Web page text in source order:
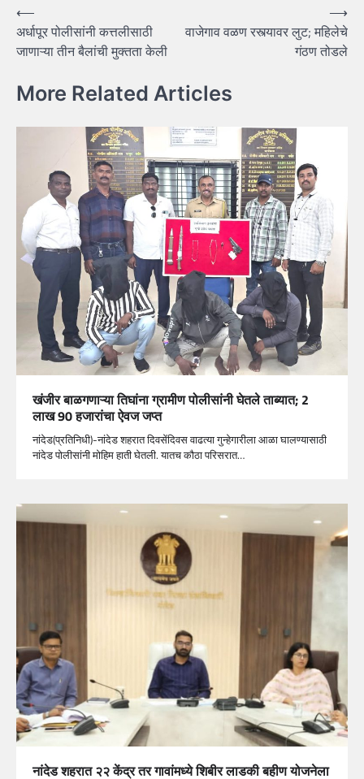
Post
navigation
⟵
अर्धापूर पोलीसांनी कत्तलीसाठी
जाणाऱ्या तीन बैलांची मुक्तता केली
वाजेगाव वळण रस्त्यावर लुट; महिलेचे
गंठण तोडले
⟶
More Related Articles
खंजीर बाळगणाऱ्या तिघांना ग्रामीण पोलीसांनी घेतले ताब्यात; 2
लाख 90 हजारांचा ऐवज जप्त
नांदेड(प्रतिनिधी)-नांदेड शहरात दिवसेंदिवस वाढत्या गुन्हेगारीला आळा घालण्यासाठी
नांदेड पोलीसांनी मोहिम हाती घेतली. यातच कौठा परिसरात…
नांदेड शहरात २२ केंद्र तर गावांमध्ये शिबीर लाडकी बहीण योजनेला